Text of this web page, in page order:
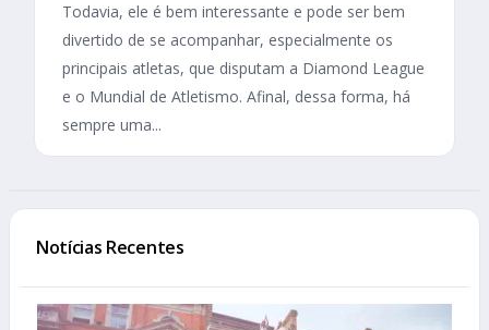
Todavia, ele é bem interessante e pode ser bem
divertido de se acompanhar, especialmente os
principais atletas, que disputam a Diamond League
e o Mundial de Atletismo. Afinal, dessa forma, há
sempre uma...
Notícias Recentes